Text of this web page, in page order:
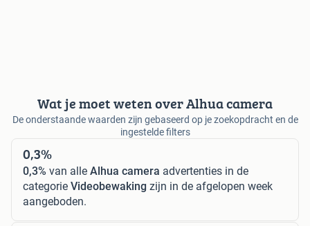
Wat je moet weten over Alhua camera
De onderstaande waarden zijn gebaseerd op je zoekopdracht en de
ingestelde filters
0,3%
0,3% van alle Alhua camera advertenties in de
categorie Videobewaking zijn in de afgelopen week
aangeboden.